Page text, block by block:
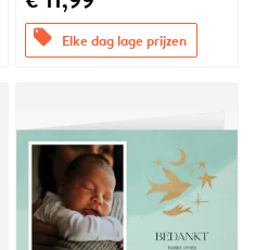
offers Elke dag lage prijzen